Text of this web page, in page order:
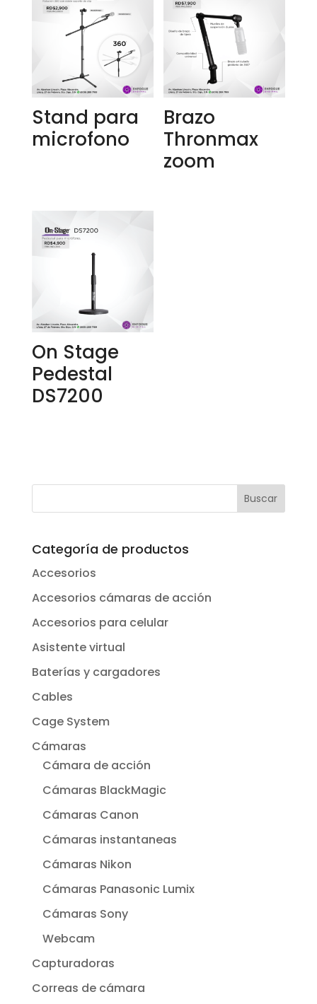
Stand para
microfono
Brazo
Thronmax
zoom
On Stage
Pedestal
DS7200
Categoría de productos
Accesorios
Accesorios cámaras de acción
Accesorios para celular
Asistente virtual
Baterías y cargadores
Cables
Cage System
Cámaras
Cámara de acción
Cámaras BlackMagic
Cámaras Canon
Cámaras instantaneas
Cámaras Nikon
Cámaras Panasonic Lumix
Cámaras Sony
Webcam
Capturadoras
Correas de cámara